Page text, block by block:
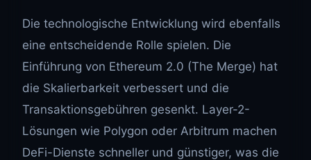
Die technologische Entwicklung wird ebenfalls
eine entscheidende Rolle spielen. Die
Einführung von Ethereum 2.0 (The Merge) hat
die Skalierbarkeit verbessert und die
Transaktionsgebühren gesenkt. Layer-2-
Lösungen wie Polygon oder Arbitrum machen
DeFi-Dienste schneller und günstiger, was die